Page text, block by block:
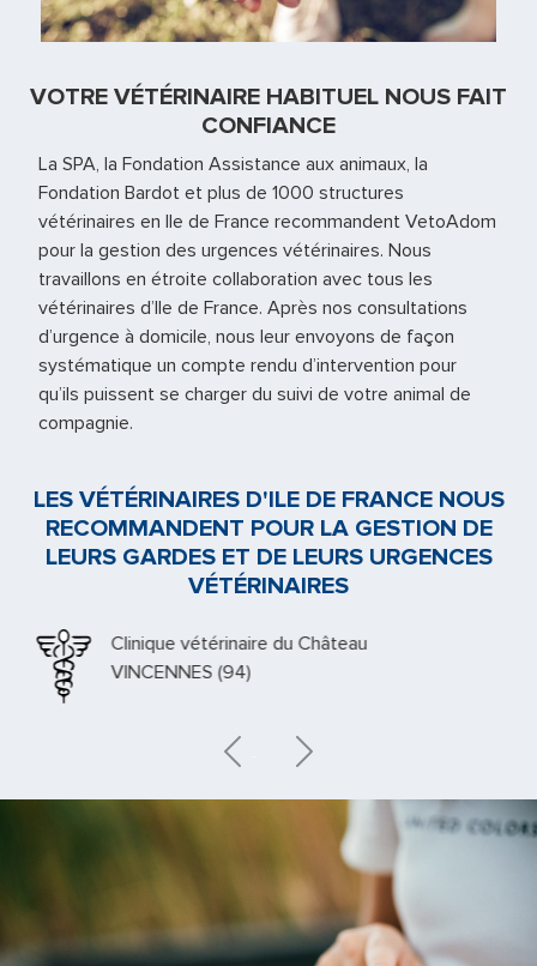
VOTRE VÉTÉRINAIRE HABITUEL NOUS FAIT
CONFIANCE
La SPA, la Fondation Assistance aux animaux, la
Fondation Bardot et plus de 1000 structures
vétérinaires en Ile de France recommandent VetoAdom
pour la gestion des urgences vétérinaires. Nous
travaillons en étroite collaboration avec tous les
vétérinaires d’Ile de France. Après nos consultations
d’urgence à domicile, nous leur envoyons de façon
systématique un compte rendu d’intervention pour
qu’ils puissent se charger du suivi de votre animal de
compagnie.
LES VÉTÉRINAIRES D'ILE DE FRANCE NOUS
RECOMMANDENT POUR LA GESTION DE
LEURS GARDES ET DE LEURS URGENCES
VÉTÉRINAIRES
Clinique vétérinaire du Château
VINCENNES (94)
Previous